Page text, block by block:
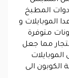
المطبخ
الموبايلات و
متوفرة
التجار مما جعل
الموبايلات
الى